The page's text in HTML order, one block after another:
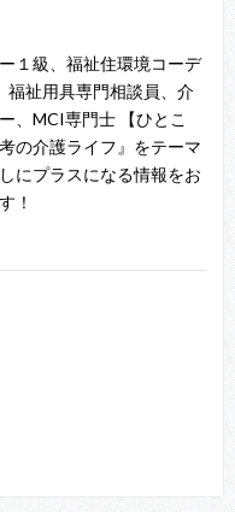
１級、福祉住環境コーデ
福祉用具専門相談員、介
、MCI専門士 【ひとこ
の介護ライフ』をテーマ
にプラスになる情報をお
！